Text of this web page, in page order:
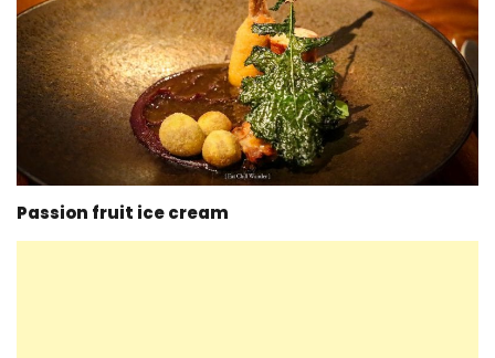
Passion fruit ice cream